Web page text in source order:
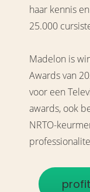
haar kennis
25.000
Madelon is
Awards van
voor een
awards, ook
NRTO-